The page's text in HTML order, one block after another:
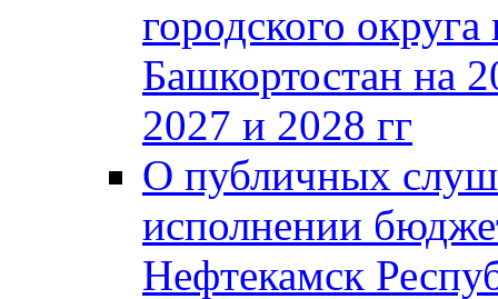
городского
Башкортостан на
2027 и 2028 гг
О публичных
исполнении
Нефтекамск